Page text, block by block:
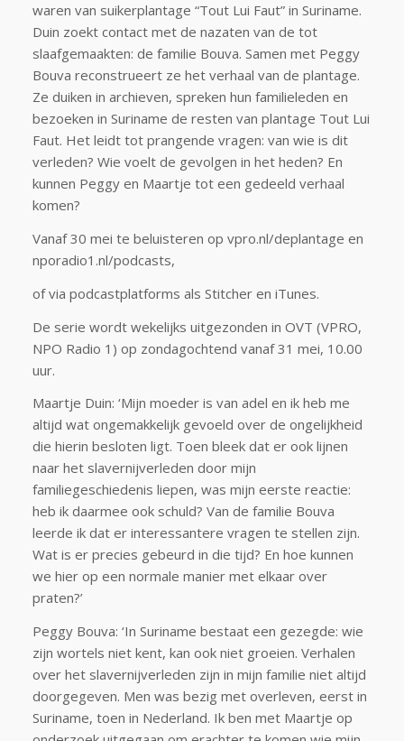
waren van suikerplantage “Tout Lui Faut” in Suriname.
Duin zoekt contact met de nazaten van de tot
slaafgemaakten: de familie Bouva. Samen met Peggy
Bouva reconstrueert ze het verhaal van de plantage.
Ze duiken in archieven, spreken hun familieleden en
bezoeken in Suriname de resten van plantage Tout Lui
Faut. Het leidt tot prangende vragen: van wie is dit
verleden? Wie voelt de gevolgen in het heden? En
kunnen Peggy en Maartje tot een gedeeld verhaal
komen?
Vanaf 30 mei te beluisteren op vpro.nl/deplantage en
nporadio1.nl/podcasts,
of via podcastplatforms als Stitcher en iTunes.
De serie wordt wekelijks uitgezonden in OVT (VPRO,
NPO Radio 1) op zondagochtend vanaf 31 mei, 10.00
uur.
Maartje Duin: ‘Mijn moeder is van adel en ik heb me
altijd wat ongemakkelijk gevoeld over de ongelijkheid
die hierin besloten ligt. Toen bleek dat er ook lijnen
naar het slavernijverleden door mijn
familiegeschiedenis liepen, was mijn eerste reactie:
heb ik daarmee ook schuld? Van de familie Bouva
leerde ik dat er interessantere vragen te stellen zijn.
Wat is er precies gebeurd in die tijd? En hoe kunnen
we hier op een normale manier met elkaar over
praten?’
Peggy Bouva: ‘In Suriname bestaat een gezegde: wie
zijn wortels niet kent, kan ook niet groeien. Verhalen
over het slavernijverleden zijn in mijn familie niet altijd
doorgegeven. Men was bezig met overleven, eerst in
Suriname, toen in Nederland. Ik ben met Maartje op